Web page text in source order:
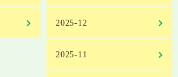
2025-12
2025-11